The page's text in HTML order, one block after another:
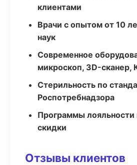
клиентами
Врачи с опытом от 10
наук
Современное
микроскоп, 3D-сканер,
Стерильность по
Роспотребнадзора
Программы
скидки
Отзывы клиентов